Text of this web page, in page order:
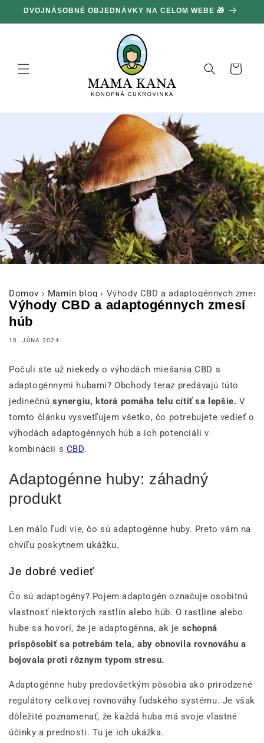
a prejsť
na obsah
DVOJNÁSOBNÉ OBJEDNÁVKY NA CELOM WEBE 🎁
Košík
Domov › Mamin blog › Výhody CBD a adaptogénnych zmesí
Výhody CBD a adaptogénnych zmesí
húb
10. JÚNA 2024
Počuli ste už niekedy o výhodách miešania CBD s
adaptogénnymi hubami? Obchody teraz predávajú túto
jedinečnú synergiu, ktorá pomáha telu cítiť sa lepšie. V
tomto článku vysvetľujem všetko, čo potrebujete vedieť o
výhodách adaptogénnych húb a ich potenciáli v
kombinácii s CBD.
Adaptogénne huby: záhadný
produkt
Len málo ľudí vie, čo sú adaptogénne huby. Preto vám na
chvíľu poskytnem ukážku.
Je dobré vedieť
Čo sú adaptogény? Pojem adaptogén označuje osobitnú
vlastnosť niektorých rastlín alebo húb. O rastline alebo
hube sa hovorí, že je adaptogénna, ak je schopná
prispôsobiť sa potrebám tela, aby obnovila rovnováhu a
bojovala proti rôznym typom stresu.
Adaptogénne huby predovšetkým pôsobia ako prirodzené
regulátory celkovej rovnováhy ľudského systému. Je však
dôležité poznamenať, že každá huba má svoje vlastné
účinky a prednosti. Tu je ich ukážka.